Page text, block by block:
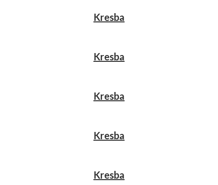
Kresba
Kresba
Kresba
Kresba
Kresba